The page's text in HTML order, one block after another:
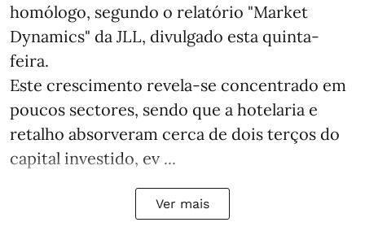
homólogo, segundo o relatório "Market
Dynamics" da JLL, divulgado esta quinta-
feira.
Este crescimento revela-se concentrado em
poucos sectores, sendo que a hotelaria e
retalho absorveram cerca de dois terços do
capital investido, ev ...
Ver mais